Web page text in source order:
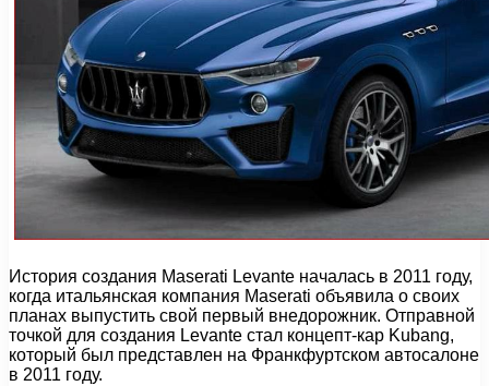
История создания Maserati Levante началась в 2011 году,
когда итальянская компания Maserati объявила о своих
планах выпустить свой первый внедорожник. Отправной
точкой для создания Levante стал концепт-кар Kubang,
который был представлен на Франкфуртском автосалоне
в 2011 году.